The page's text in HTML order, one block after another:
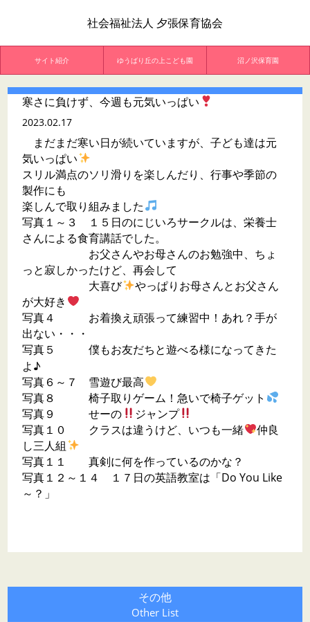
社会福祉法人 夕張保育協会
サイト紹介 ゆうばり丘の上こども園 沼ノ沢保育園
寒さに負けず、今週も元気いっぱい
2023.02.17
まだまだ寒い日が続いていますが、子ども達は元
気いっぱい
スリル満点のソリ滑りを楽しんだり、行事や季節の
製作にも
楽しんで取り組みました
写真１～３ １５日のにじいろサークルは、栄養士
さんによる食育講話でした。
お父さんやお母さんのお勉強中、ちょ
っと寂しかったけど、再会して
大喜び
やっぱりお母さんとお父さん
が大好き
写真４ お着換え頑張って練習中！あれ？手が
出ない・・・
写真５ 僕もお友だちと遊べる様になってきた
よ♪
写真６～７ 雪遊び最高
写真８ 椅子取りゲーム！急いで椅子ゲット
写真９ せーの
ジャンプ
写真１０ クラスは違うけど、いつも一緒
仲良
し三人組
写真１１ 真剣に何を作っているのかな？
写真１２～１４ １７日の英語教室は「Do You Like
～？」
その他
Other List